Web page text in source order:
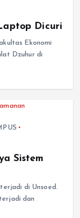
Dicuri
Ekonomi
Dzuhur di
Sistem
di Unsoed.
dan